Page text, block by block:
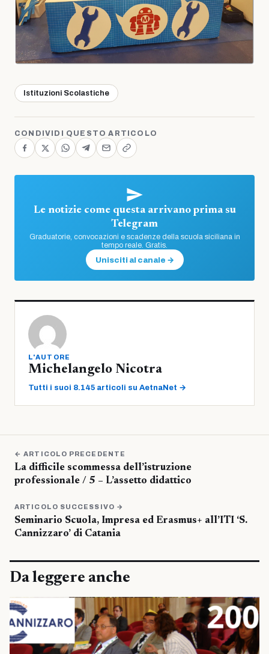
Istituzioni Scolastiche
CONDIVIDI QUESTO ARTICOLO
Le notizie come questa arrivano prima su
Telegram
Graduatorie, convocazioni e scadenze della scuola siciliana in
tempo reale. Gratis.
Unisciti al canale →
L'AUTORE
Michelangelo Nicotra
Tutti i suoi 8.145 articoli su AetnaNet →
← ARTICOLO PRECEDENTE
La difficile scommessa dell’istruzione
professionale / 5 – L’assetto didattico
ARTICOLO SUCCESSIVO →
Seminario Scuola, Impresa ed Erasmus+ all’ITI ‘S.
Cannizzaro’ di Catania
Da leggere anche